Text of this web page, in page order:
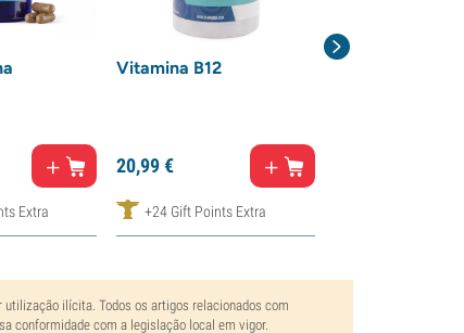
Extra
Vitamina B12
20,99€
+24 Gift Points Extra
utilização ilícita. Todos os artigos relacionados com
conformidade com a legislação local em vigor.